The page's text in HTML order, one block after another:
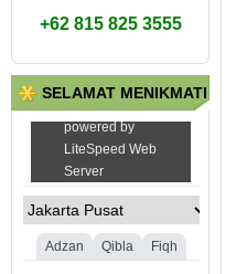
+62 815 825 3555
SELAMAT MENIKMATI